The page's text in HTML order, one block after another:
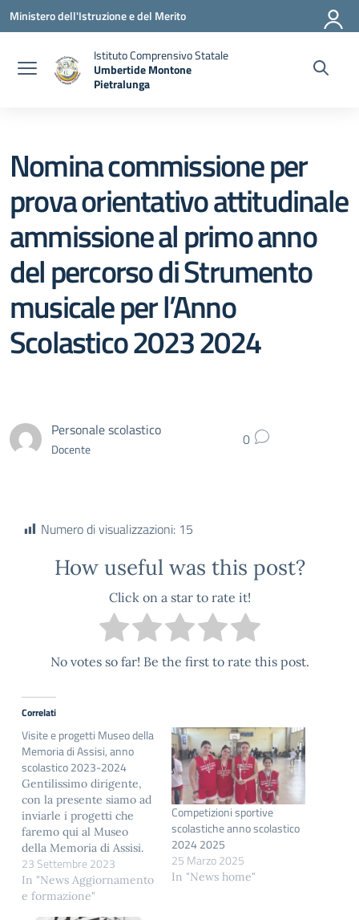
Vai ai contenuti
Vai al menu di navigazione
Vai al footer
Ministero dell'Istruzione e del Merito
Istituto Comprensivo Statale
Umbertide Montone
Pietralunga
Nomina commissione per
prova orientativo attitudinale
ammissione al primo anno
del percorso di Strumento
musicale per l’Anno
Scolastico 2023 2024
Personale scolastico
Docente 0
Numero di visualizzazioni: 15
How useful was this post?
Click on a star to rate it!
No votes so far! Be the first to rate this post.
Correlati
Visite e progetti Museo della
Memoria di Assisi, anno
scolastico 2023-2024
Gentilissimo dirigente,
con la presente siamo ad
inviarle i progetti che
faremo qui al Museo
della Memoria di Assisi.
Come potrà leggere sono
calibrati per diversi gradi
di conoscenza e
23 Settembre 2023
In "News Aggiornamento
e formazione"
Competizioni sportive
scolastiche anno scolastico
2024 2025
25 Marzo 2025
In "News home"